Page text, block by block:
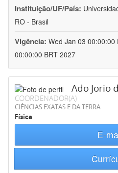
Instituição/UF/País:
RO - Brasil
Vigência: Wed Jan 03 00:00:00
00:00:00 BRT 2027
Ado Jorio
COORDENADOR(A)
CIÊNCIAS EXATAS E DA TERRA
Física
E-